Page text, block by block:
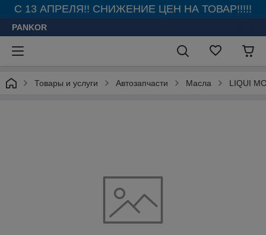
С 13 АПРЕЛЯ!! СНИЖЕНИЕ ЦЕН НА ТОВАР!!!!!
PANKOR
Товары и услуги Автозапчасти Масла LIQUI